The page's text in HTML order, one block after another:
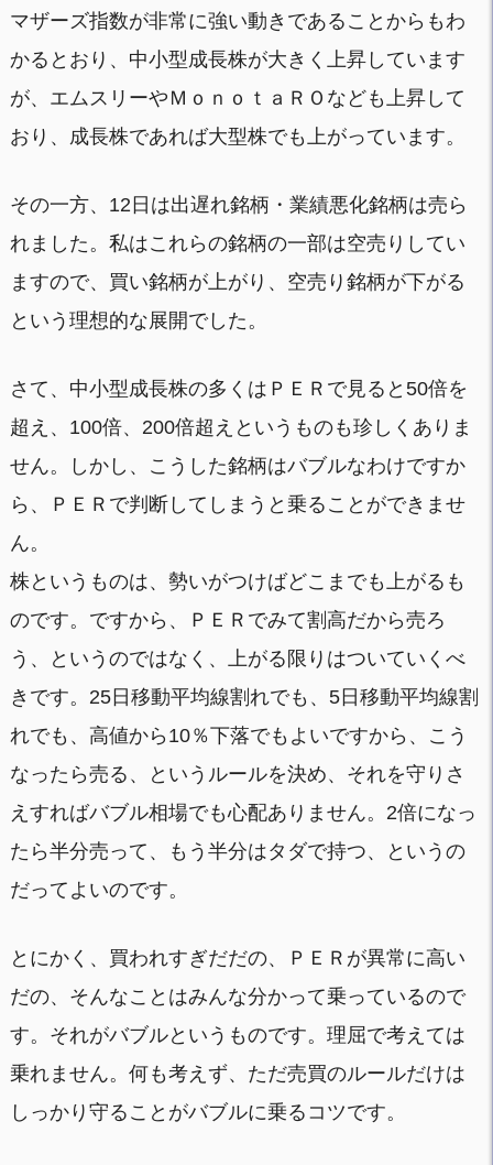
マザーズ指数が非常に強い動きであることからもわ
かるとおり、中小型成長株が大きく上昇しています
が、エムスリーやＭｏｎｏｔａＲＯなども上昇して
おり、成長株であれば大型株でも上がっています。
その一方、12日は出遅れ銘柄・業績悪化銘柄は売ら
れました。私はこれらの銘柄の一部は空売りしてい
ますので、買い銘柄が上がり、空売り銘柄が下がる
という理想的な展開でした。
さて、中小型成長株の多くはＰＥＲで見ると50倍を
超え、100倍、200倍超えというものも珍しくありま
せん。しかし、こうした銘柄はバブルなわけですか
ら、ＰＥＲで判断してしまうと乗ることができませ
ん。
株というものは、勢いがつけばどこまでも上がるも
のです。ですから、ＰＥＲでみて割高だから売ろ
う、というのではなく、上がる限りはついていくべ
きです。25日移動平均線割れでも、5日移動平均線割
れでも、高値から10％下落でもよいですから、こう
なったら売る、というルールを決め、それを守りさ
えすればバブル相場でも心配ありません。2倍になっ
たら半分売って、もう半分はタダで持つ、というの
だってよいのです。
とにかく、買われすぎだだの、ＰＥＲが異常に高い
だの、そんなことはみんな分かって乗っているので
す。それがバブルというものです。理屈で考えては
乗れません。何も考えず、ただ売買のルールだけは
しっかり守ることがバブルに乗るコツです。